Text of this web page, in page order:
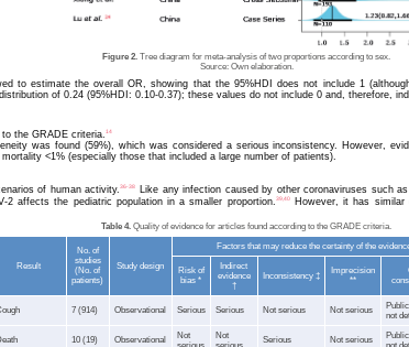
Figure 2. Tree diagram for meta-analysis of two proportions according to sex.
Source: Own elaboration.
to estimate the overall OR, showing that the 95%HDI does not include 1
of 0.24 (95%HDI: 0.10-0.37); these values do not include 0 and, therefore,
the GRADE criteria. 14
was found (59%), which was considered a serious inconsistency. However,
<1% (especially those that included a large number of patients).
of human activity.36-38
Like any infection caused by other coronaviruses such
2 affects the pediatric population in a smaller proportion. 39,40However, it has similar
Table 4. Quality of evidence for articles found according to the GRADE criteria.
Result
No. of
studies
(No. of
patients)
Study design
Factors that may reduce the certainty of the
Risk of
bias *
Indirect
evidence
†
Inconsistency ‡
Imprecision
**
7 (914) Observational Serious Serious Not serious Not serious
not
10 (19) Observational
Not
Not
Serious Not serious